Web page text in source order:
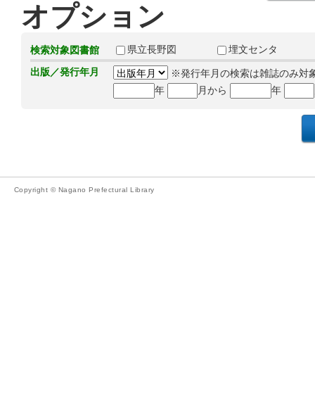
オプション
検索対象図書館 県立長野図
埋文センタ
出版／発行年月
※発行年月の検索は雑誌のみ対
年
月から 年
Copyright © Nagano Prefectural Library